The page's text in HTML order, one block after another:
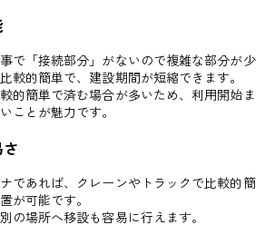
で「接続部分」がないので複雑な部分が少
較的簡単で、建設期間が短縮できます。
的簡単で済む場合が多いため、利用開始ま
ことが魅力です。
であれば、クレーンやトラックで比較的簡
が可能です。
の場所へ移設も容易に行えます。